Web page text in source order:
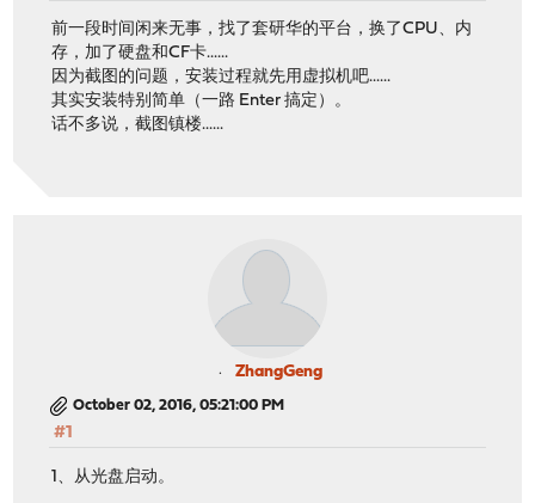
前一段时间闲来无事，找了套研华的平台，换了CPU、内
存，加了硬盘和CF卡......
因为截图的问题，安装过程就先用虚拟机吧......
其实安装特别简单（一路 Enter 搞定）。
话不多说，截图镇楼......
ZhangGeng
October 02, 2016, 05:21:00 PM
#1
1、从光盘启动。